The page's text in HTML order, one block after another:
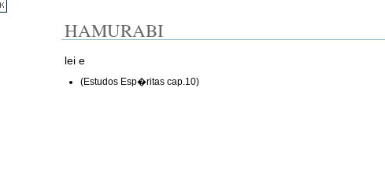
HAMURABI
lei e
(Estudos Esp�ritas cap.10)